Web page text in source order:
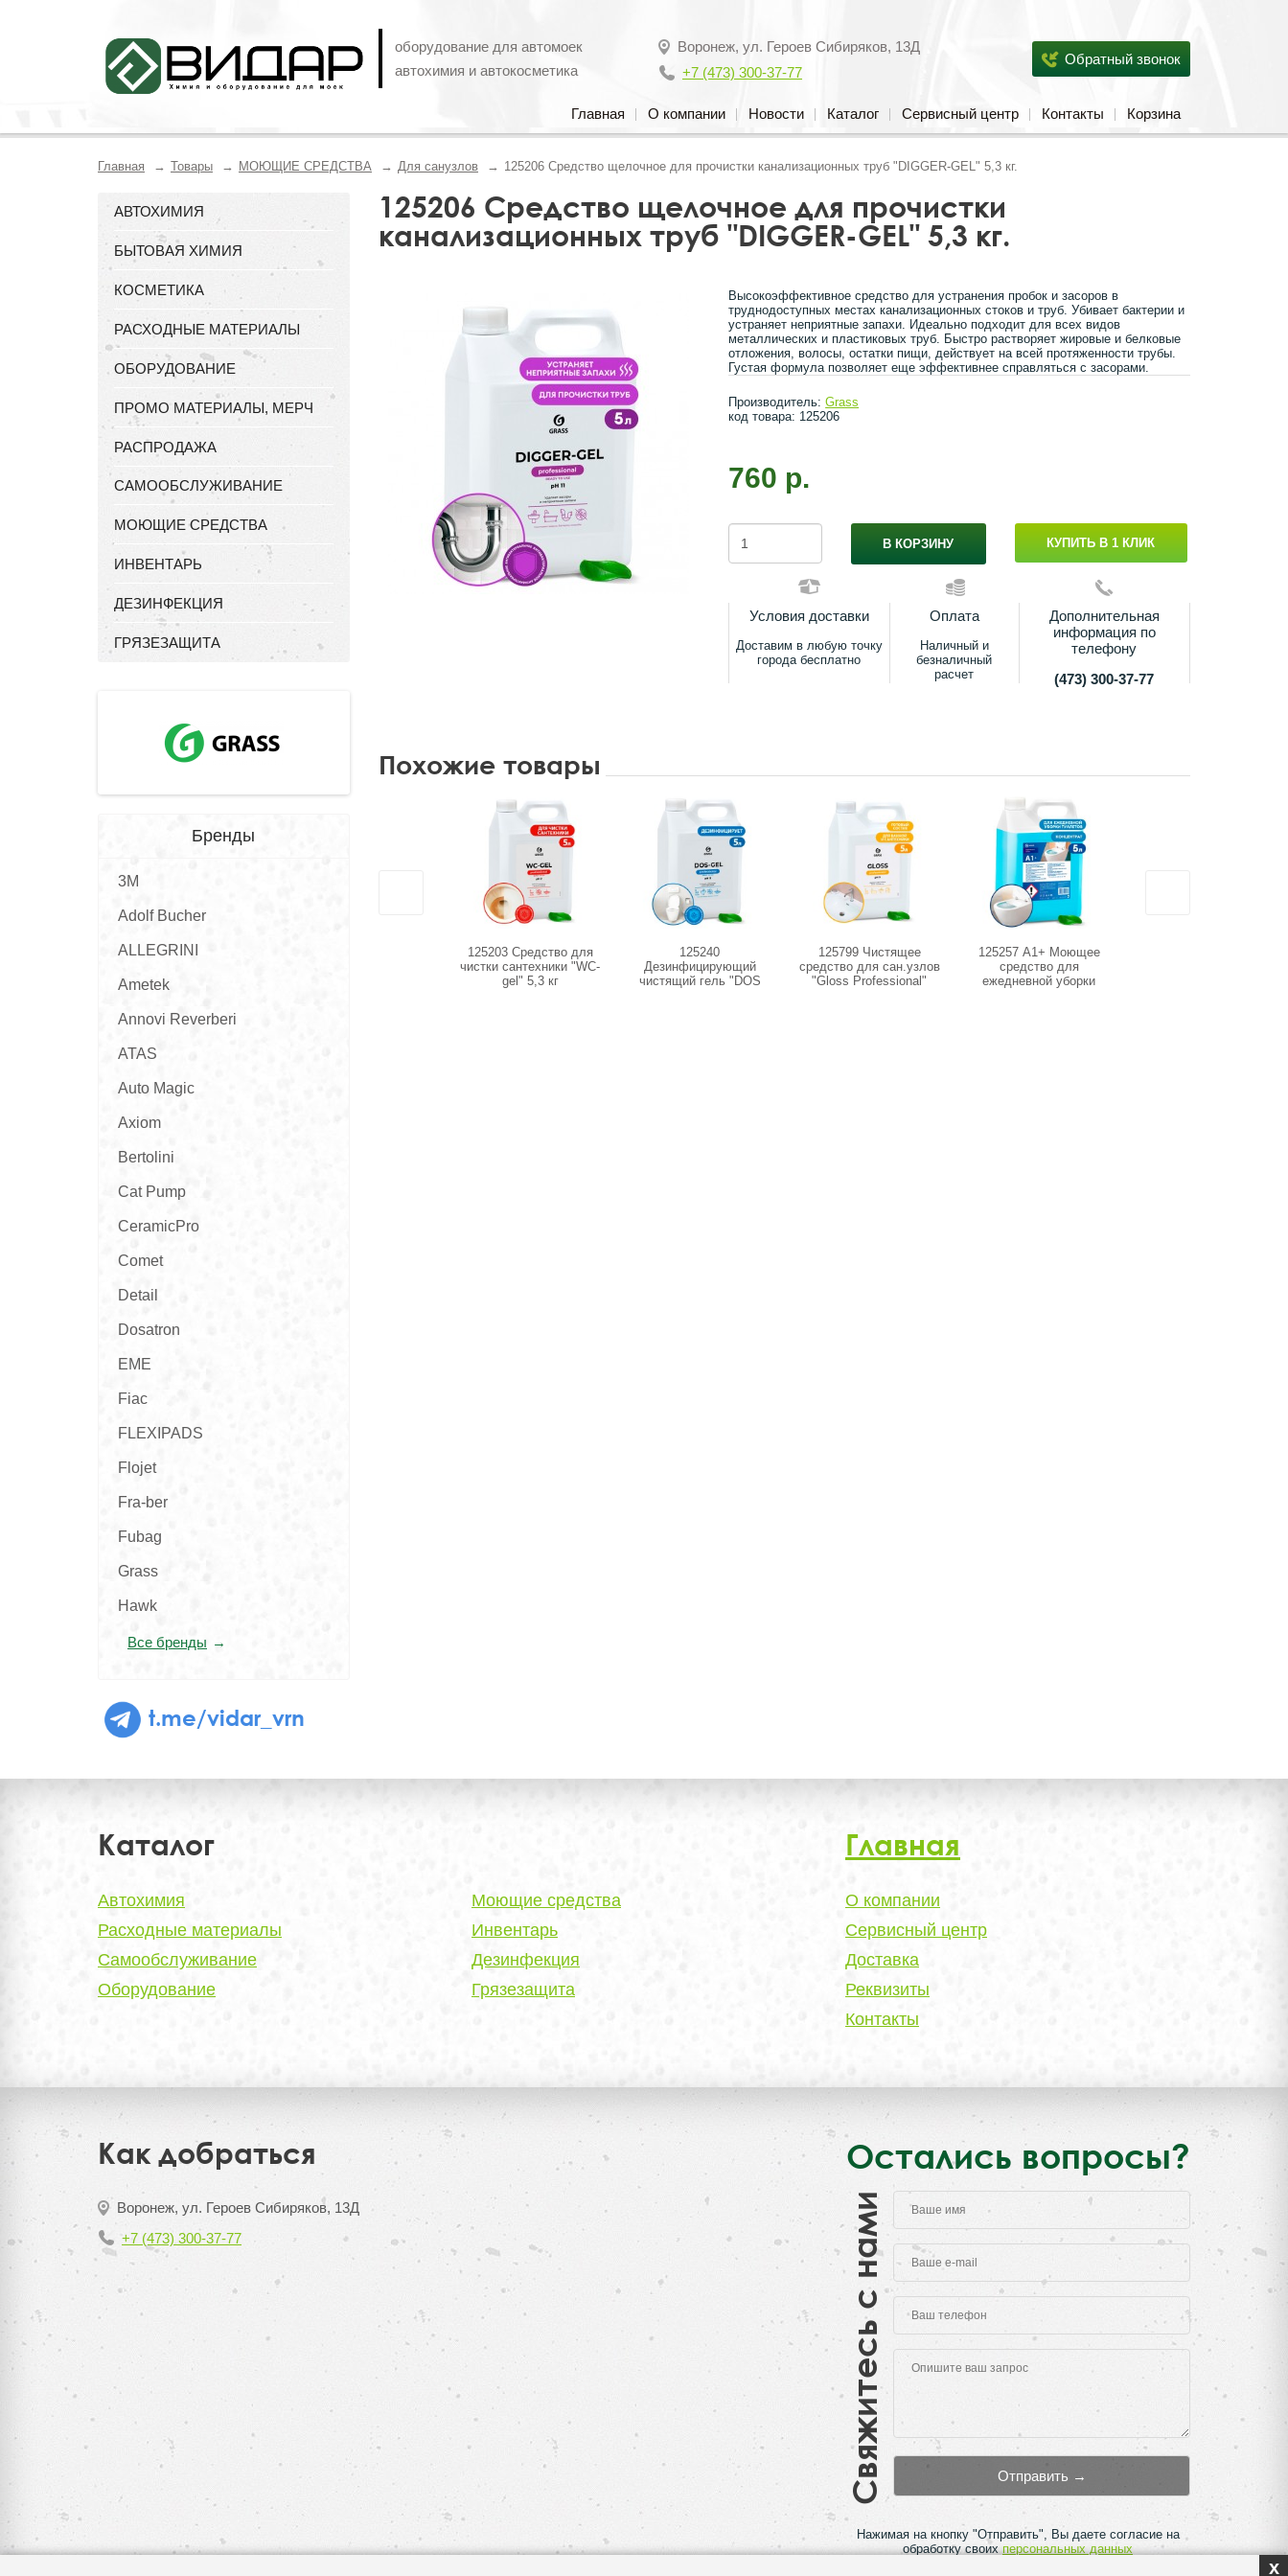
оборудование для автомоек
автохимия и автокосметика
Воронеж, ул. Героев Сибиряков, 13Д
+7 (473) 300-37-77
Обратный звонок
Главная О компании Новости Каталог Сервисный центр Контакты Корзина
Главная Товары МОЮЩИЕ СРЕДСТВА Для санузлов 125206 Средство щелочное для прочистки канализационных труб "DIGGER-GEL" 5,3 кг.
АВТОХИМИЯ
БЫТОВАЯ ХИМИЯ
КОСМЕТИКА
РАСХОДНЫЕ МАТЕРИАЛЫ
ОБОРУДОВАНИЕ
ПРОМО МАТЕРИАЛЫ, МЕРЧ
РАСПРОДАЖА
САМООБСЛУЖИВАНИЕ
МОЮЩИЕ СРЕДСТВА
ИНВЕНТАРЬ
ДЕЗИНФЕКЦИЯ
ГРЯЗЕЗАЩИТА
Бренды
3M
Adolf Bucher
ALLEGRINI
Ametek
Annovi Reverberi
ATAS
Auto Magic
Axiom
Bertolini
Cat Pump
CeramicPro
Comet
Detail
Dosatron
EME
Fiac
FLEXIPADS
Flojet
Fra-ber
Fubag
Grass
Hawk
Все бренды
t.me/vidar_vrn
125206 Средство щелочное для прочистки
канализационных труб "DIGGER-GEL" 5,3 кг.
Высокоэффективное средство для устранения пробок и засоров в
труднодоступных местах канализационных стоков и труб. Убивает бактерии и
устраняет неприятные запахи. Идеально подходит для всех видов
металлических и пластиковых труб. Быстро растворяет жировые и белковые
отложения, волосы, остатки пищи, действует на всей протяженности трубы.
Густая формула позволяет еще эффективнее справляться с засорами.
Производитель:Grass
код товара: 125206
760 р.
В КОРЗИНУ КУПИТЬ В 1 КЛИК
Условия доставки
Доставим в любую точку
города бесплатно
Оплата
Наличный и
безналичный
расчет
Дополнительная
информация по
телефону
(473) 300-37-77
Похожие товары
125203 Средство для
чистки сантехники "WC-
gel" 5,3 кг
125240
Дезинфицирующий
чистящий гель "DOS
125799 Чистящее
средство для сан.узлов
"Gloss Professional"
125257 А1+ Моющее
средство для
ежедневной уборки
Каталог Главная
Автохимия
Расходные материалы
Самообслуживание
Оборудование
Моющие средства
Инвентарь
Дезинфекция
Грязезащита
О компании
Сервисный центр
Доставка
Реквизиты
Контакты
Как добраться
Воронеж, ул. Героев Сибиряков, 13Д
+7 (473) 300-37-77
Остались вопросы?
Свяжитесь с нами
Нажимая на кнопку "Отправить", Вы даете согласие на
обработку своихперсональных данных
x